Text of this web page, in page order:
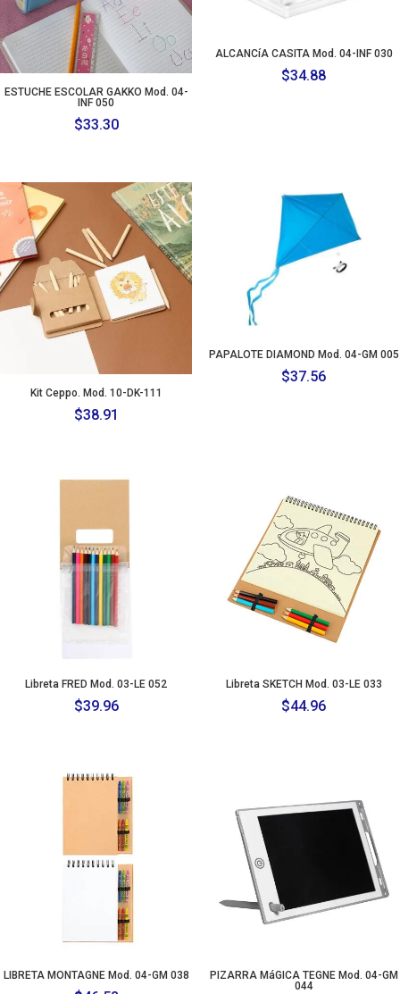
ESTUCHE ESCOLAR GAKKO Mod. 04-
INF 050
$33.30
ALCANCíA CASITA Mod. 04-INF 030
$34.88
Kit Ceppo. Mod. 10-DK-111
$38.91
PAPALOTE DIAMOND Mod. 04-GM 005
$37.56
Libreta FRED Mod. 03-LE 052
$39.96
Libreta SKETCH Mod. 03-LE 033
$44.96
LIBRETA MONTAGNE Mod. 04-GM 038
PIZARRA MáGICA TEGNE Mod. 04-GM
044